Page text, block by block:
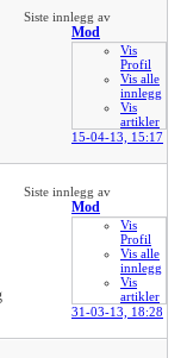
Siste innlegg av
Mod
Vis
Profil
Vis alle
innlegg
Vis
artikler
15-04-13, 15:17
Siste innlegg av
Mod
Vis
Profil
Vis alle
innlegg
Vis
artikler
31-03-13, 18:28